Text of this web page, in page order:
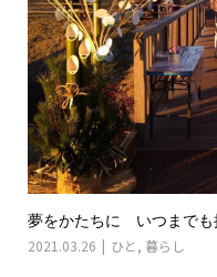
夢をかたちに いつまでも
2021.03.26 ひと , 暮らし